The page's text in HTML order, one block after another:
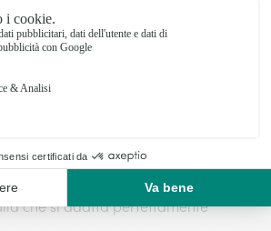
universalmente al significato
Questa accezione negativa
degli agnellini – ghiotti di
alla famiglia delle
sanguigno su bocca e denti.
che si adatta perfettamente